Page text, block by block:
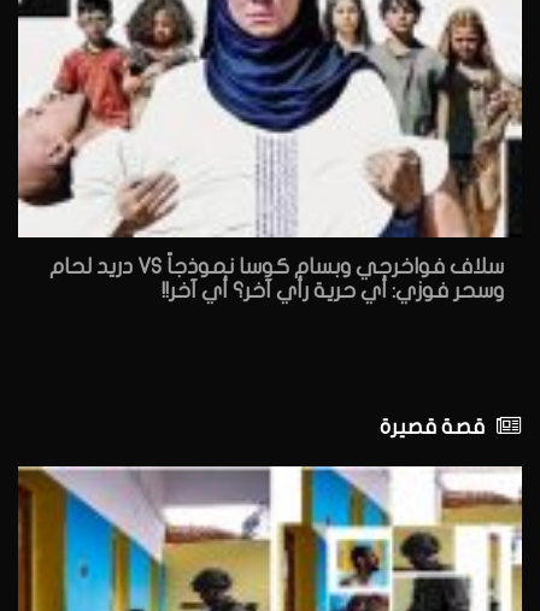
سلاف فواخرجي وبسام كوسا نموذجاً VS دريد لحام
وسحر فوزي: أي حرية رأي آخر؟ أي آخر!!
قصة قصيرة